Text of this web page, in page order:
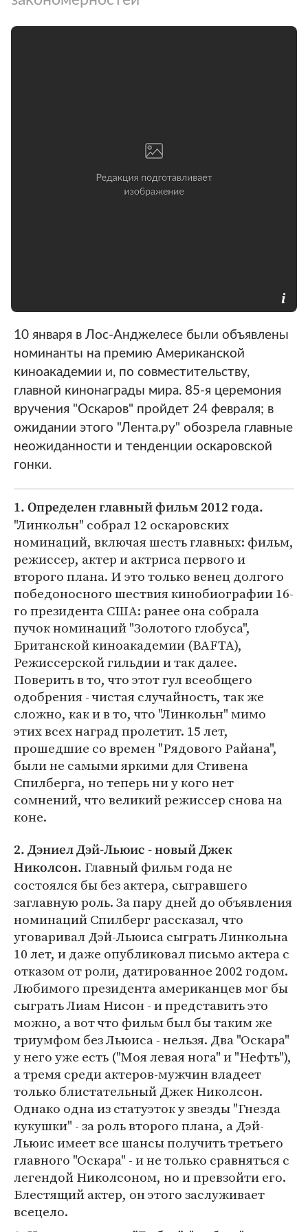
10 января в Лос-Анджелесе были объявлены
номинанты на премию Американской
киноакадемии и, по совместительству,
главной кинонаграды мира. 85-я церемония
вручения "Оскаров" пройдет 24 февраля; в
ожидании этого "Лента.ру" обозрела главные
неожиданности и тенденции оскаровской
гонки.
1. Определен главный фильм 2012 года.
"Линкольн" собрал 12 оскаровских
номинаций, включая шесть главных: фильм,
режиссер, актер и актриса первого и
второго плана. И это только венец долгого
победоносного шествия кинобиографии 16-
го президента США: ранее она собрала
пучок номинаций "Золотого глобуса",
Британской киноакадемии (BAFTA),
Режиссерской гильдии и так далее.
Поверить в то, что этот гул всеобщего
одобрения - чистая случайность, так же
сложно, как и в то, что "Линкольн" мимо
этих всех наград пролетит. 15 лет,
прошедшие со времен "Рядового Райана",
были не самыми яркими для Стивена
Спилберга, но теперь ни у кого нет
сомнений, что великий режиссер снова на
коне.
2. Дэниел Дэй-Льюис - новый Джек
Николсон. Главный фильм года не
состоялся бы без актера, сыгравшего
заглавную роль. За пару дней до объявления
номинаций Спилберг рассказал, что
уговаривал Дэй-Льюиса сыграть Линкольна
10 лет, и даже опубликовал письмо актера с
отказом от роли, датированное 2002 годом.
Любимого президента американцев мог бы
сыграть Лиам Нисон - и представить это
можно, а вот что фильм был бы таким же
триумфом без Льюиса - нельзя. Два "Оскара"
у него уже есть ("Моя левая нога" и "Нефть"),
а тремя среди актеров-мужчин владеет
только блистательный Джек Николсон.
Однако одна из статуэток у звезды "Гнезда
кукушки" - за роль второго плана, а Дэй-
Льюис имеет все шансы получить третьего
главного "Оскара" - и не только сравняться с
легендой Николсоном, но и превзойти его.
Блестящий актер, он этого заслуживает
всецело.